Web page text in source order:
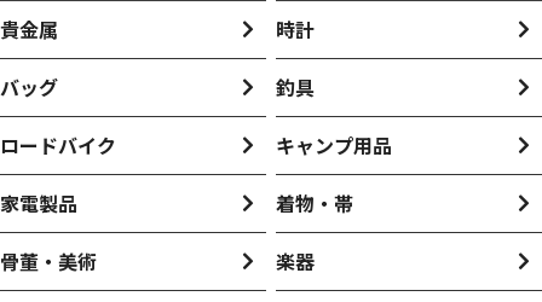
貴金属
時計
バッグ
釣具
ロードバイク
キャンプ用品
家電製品
着物・帯
骨董・美術
楽器